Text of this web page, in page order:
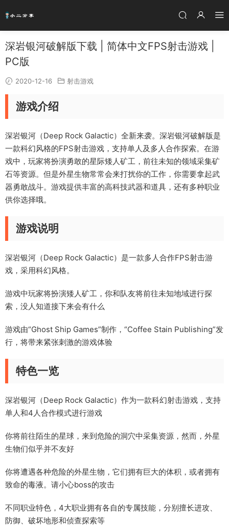
深岩银河破解版下载 | 简体中文FPS射击游戏 |
PC版
2020-12-16 射击游戏
游戏介绍
深岩银河（Deep Rock Galactic）全新来袭。深岩银河破解版是
一款科幻风格的FPS射击游戏，支持单人及多人合作探索。在游
戏中，玩家将扮演勇敢的星际矮人矿工，前往未知的领域采集矿
石等资源。但是外星生物常常会来打扰你的工作，你需要拿起武
器勇敢战斗。游戏提供丰富的高科技武器和道具，还有多种职业
供你选择哦。
游戏说明
深岩银河（Deep Rock Galactic）是一款多人合作FPS射击游
戏，采用科幻风格。
游戏中玩家将扮演矮人矿工，你和队友将前往未知地域进行探
索，没人知道接下来会有什么
游戏由“Ghost Ship Games”制作，“Coffee Stain Publishing”发
行，将带来紧张刺激的游戏体验
特色一览
深岩银河（Deep Rock Galactic）作为一款科幻射击游戏，支持
单人和4人合作模式进行游戏
你将前往陌生的星球，来到危险的洞穴中采集资源，然而，外星
生物们似乎并不友好
你将遭遇各种危险的外星生物，它们拥有巨大的体积，或者拥有
致命的毒液。请小心boss的攻击
不同职业特色，4大职业拥有各自的专属技能，分别擅长进攻、
防御、破坏地形和侦查探索等